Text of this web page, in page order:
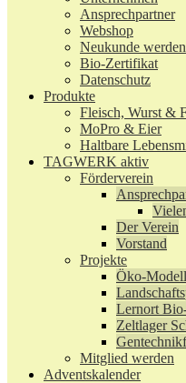
Ansprechpartner
Webshop
Neukunde werden
Bio-Zertifikat
Datenschutz
Produkte
Fleisch, Wurst &
MoPro & Eier
Haltbare
TAGWERK aktiv
Förderverein
Der Verein
Vorstand
Projekte
Öko-
Lernort
Zeltlager
Mitglied werden
Adventskalender